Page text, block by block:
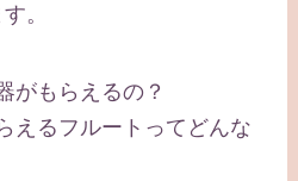
。
がもらえるの？
えるフルートってどんな